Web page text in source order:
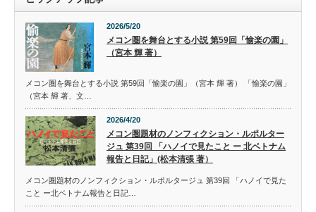
2026/5/20
メコン圏を舞台とする小説 第59回「愉楽の園」
（宮本 輝 著）
メコン圏を舞台とする小説 第59回「愉楽の園」（宮本 輝 著） 「愉楽の園」
（宮本 輝 著、文…
2026/4/20
メコン圏題材のノンフィクション・ルポルター
ジュ 第39回 「ハノイで見たこと ー 北ベトナム
報告と日記」(松本清張 著）
メコン圏題材のノンフィクション・ルポルタージュ 第39回 「ハノイで見た
こと ー北ベトナム報告と日記…